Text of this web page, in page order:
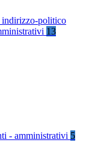
indirizzo-politico
13
- amministrativi 5